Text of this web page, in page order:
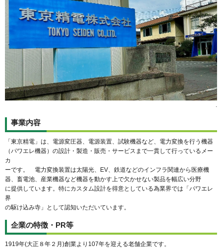
.
事業内容
「東京精電」は、電源変圧器、電源装置、試験機器など、電力変換を行う機器
（パワエレ機器）の設計・製造・販売・サービスまで一貫して行っているメー
カ
ーです。 電力変換装置は太陽光、EV、鉄道などのインフラ関連から医療機
器、畜電池、産業機器など機器を動かす上で欠かせない製品を幅広い分野
に提供しています。特にカスタム設計を得意としている為業界では「パワエレ
界
の駆け込み寺」として認知いただいています。
企業の特徴・PR等
1919年(大正８年２月)創業より107年を迎える老舗企業です。